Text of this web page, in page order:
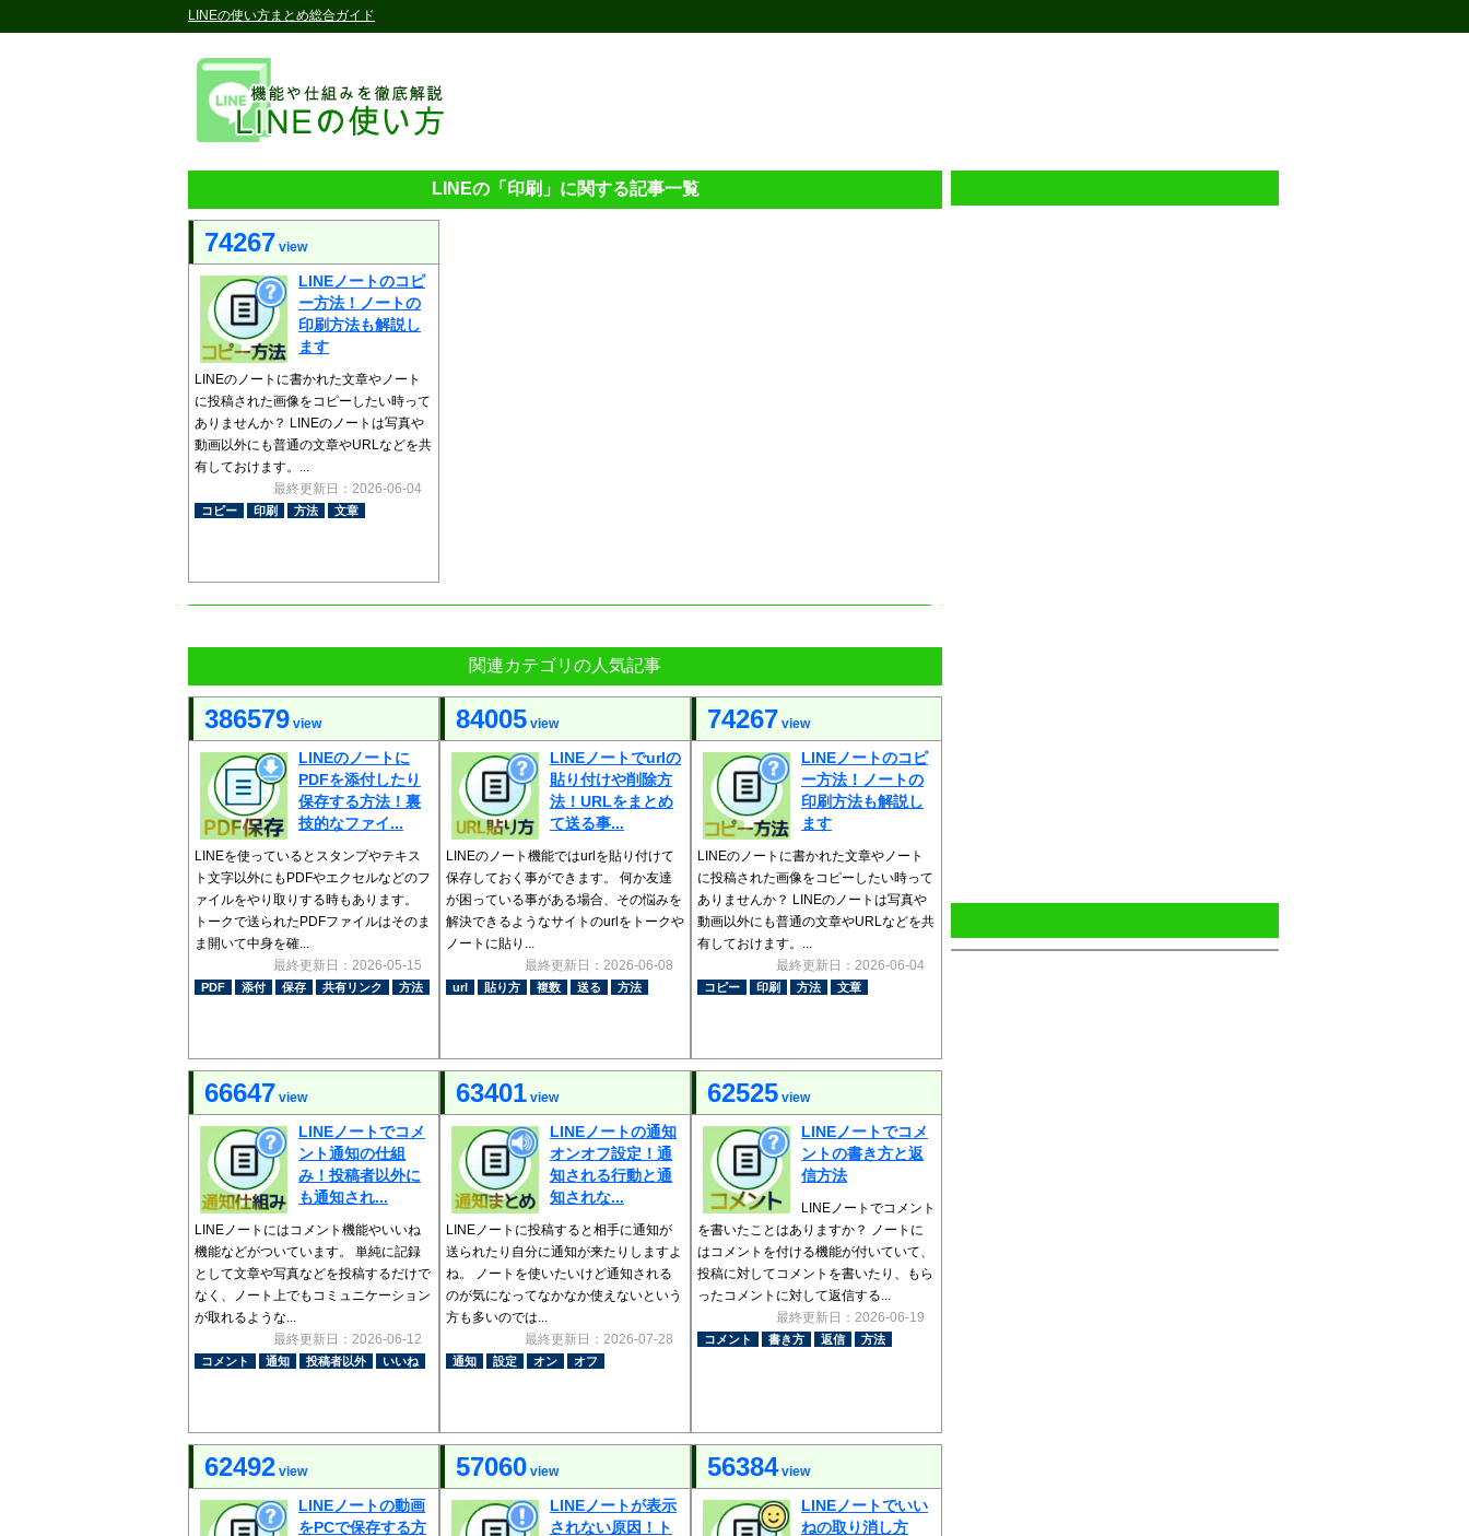
LINEの使い方まとめ総合ガイド
LINEの「印刷」に関する記事一覧
74267 view
LINEノートのコピ
ー方法！ノートの
印刷方法も解説し
ます
LINEのノートに書かれた文章やノート
に投稿された画像をコピーしたい時って
ありませんか？ LINEのノートは写真や
動画以外にも普通の文章やURLなどを共
有しておけます。...
最終更新日：2026-06-04
コピー 印刷 方法 文章
関連カテゴリの人気記事
386579 view
LINEのノートに
PDFを添付したり
保存する方法！裏
技的なファイ...
LINEを使っているとスタンプやテキス
ト文字以外にもPDFやエクセルなどのフ
ァイルをやり取りする時もあります。
トークで送られたPDFファイルはそのま
ま開いて中身を確...
最終更新日：2026-05-15
PDF 添付 保存 共有リンク 方法
84005 view
LINEノートでurlの
貼り付けや削除方
法！URLをまとめ
て送る事...
LINEのノート機能ではurlを貼り付けて
保存しておく事ができます。 何か友達
が困っている事がある場合、その悩みを
解決できるようなサイトのurlをトークや
ノートに貼り...
最終更新日：2026-06-08
url 貼り方 複数 送る 方法
74267 view
LINEノートのコピ
ー方法！ノートの
印刷方法も解説し
ます
LINEのノートに書かれた文章やノート
に投稿された画像をコピーしたい時って
ありませんか？ LINEのノートは写真や
動画以外にも普通の文章やURLなどを共
有しておけます。...
最終更新日：2026-06-04
コピー 印刷 方法 文章
66647 view
LINEノートでコメ
ント通知の仕組
み！投稿者以外に
も通知され...
LINEノートにはコメント機能やいいね
機能などがついています。 単純に記録
として文章や写真などを投稿するだけで
なく、ノート上でもコミュニケーション
が取れるような...
最終更新日：2026-06-12
コメント 通知 投稿者以外 いいね
63401 view
LINEノートの通知
オンオフ設定！通
知される行動と通
知されな...
LINEノートに投稿すると相手に通知が
送られたり自分に通知が来たりしますよ
ね。 ノートを使いたいけど通知される
のが気になってなかなか使えないという
方も多いのでは...
最終更新日：2026-07-28
通知 設定 オン オフ
62525 view
LINEノートでコメ
ントの書き方と返
信方法
LINEノートでコメント
を書いたことはありますか？ ノートに
はコメントを付ける機能が付いていて、
投稿に対してコメントを書いたり、もら
ったコメントに対して返信する...
最終更新日：2026-06-19
コメント 書き方 返信 方法
62492 view
LINEノートの動画
をPCで保存する方
57060 view
LINEノートが表示
されない原因！ト
56384view
LINEノートでいい
ねの取り消し方